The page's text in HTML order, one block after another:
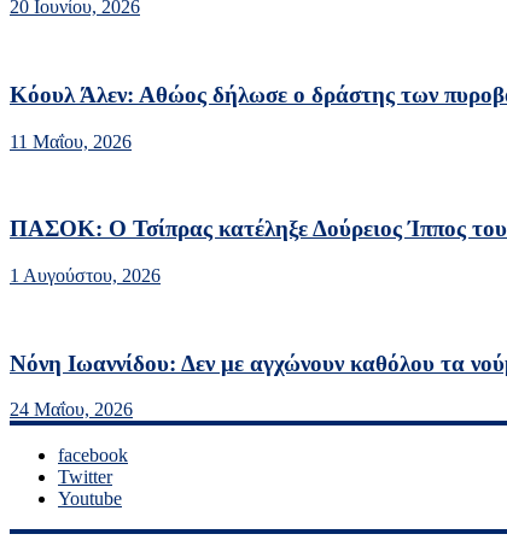
20 Ιουνίου, 2026
Κόουλ Άλεν: Αθώος δήλωσε ο δράστης των
11 Μαΐου, 2026
ΠΑΣΟΚ: Ο Τσίπρας κατέληξε Δούρειος Ίππος
1 Αυγούστου, 2026
Νόνη Ιωαννίδου: Δεν με αγχώνουν καθόλου τα
24 Μαΐου, 2026
facebook
Twitter
Youtube